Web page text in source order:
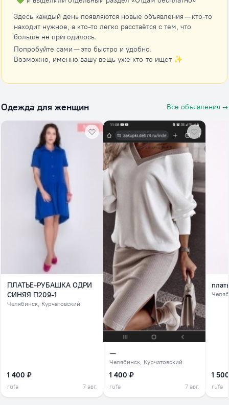
Здесь каждый день появляются новые объявления — кто-то
находит нужное, а кто-то легко расстаётся с тем, что
больше не пригодилось.
Попробуйте сами — это быстро и удобно.
Возможно, именно вашу вещь уже кто-то ищет ✨
Одежда для женщин Все объявления →
ПЛАТЬЕ-РУБАШКА ОДРИ
СИНЯЯ П209-1
Челябинск, Курчатовский
1 400 ₽
rufa 7 авг.
—
Челябинск, Курчатовский
1 400 ₽
rufa 7 авг.
1
rufa